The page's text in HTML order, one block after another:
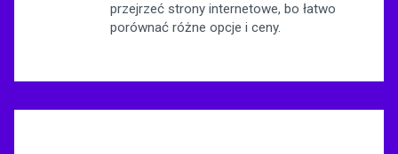
przejrzeć strony internetowe, bo łatwo
porównać różne opcje i ceny.